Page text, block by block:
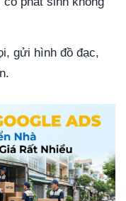
gửi hình đồ đạc,